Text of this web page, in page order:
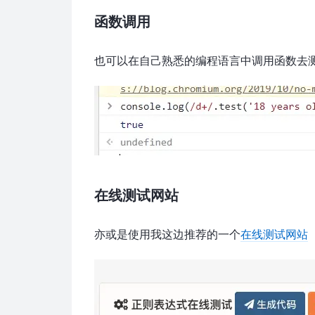
函数调用
也可以在自己熟悉的编程语言中调用函数去
在线测试网站
亦或是使用我这边推荐的一个在线测试网站